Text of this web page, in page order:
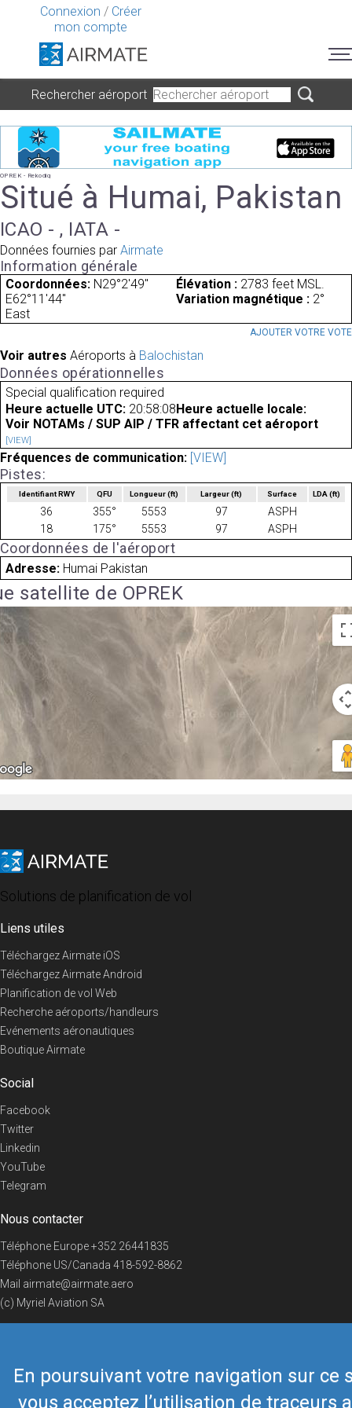
Connexion / Créer
mon compte
En poursuivant votre navigation sur ce
vous acceptez l’utilisation de traceurs
Rechercher aéroport
OPREK - Rekodiq
Situé à Humai, Pakistan
ICAO - , IATA -
Données fournies par Airmate
Information générale
Coordonnées: N29°2'49"
E62°11'44"
Élévation : 2783 feet MSL.
Variation magnétique : 2°
East
AJOUTER VOTRE VOTE
Voir autres Aéroports à Balochistan
Données opérationnelles
Special qualification required
Heure actuelle UTC: 20:58:08 Heure actuelle locale:
Voir NOTAMs / SUP AIP / TFR affectant cet aéroport
[VIEW]
Fréquences de communication: [VIEW]
Pistes:
Identifiant RWY QFU Longueur(ft) Largeur(ft) Surface LDA(ft)
36 355° 5553 97
ASPH
18
175° 5553 97 ASPH
Coordonnées de l'aéroport
Adresse: Humai Pakistan
satellite de OPREK
Solutions de planification de vol
Liens utiles
Téléchargez Airmate iOS
Téléchargez Airmate Android
Planification de vol Web
Recherche aéroports/handleurs
Evénements aéronautiques
Boutique Airmate
Social
Facebook
Twitter
Linkedin
YouTube
Telegram
Nous contacter
Téléphone Europe+352 26441835
Téléphone US/Canada 418-592-8862
Mail airmate@airmate.aero
(c) Myriel Aviation SA
© 2019 Airmate - Conditions d'utilisation -Vie privée Back to top